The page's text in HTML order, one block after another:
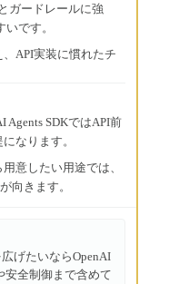
ガードレールに強
です。
API実装に慣れたチ
Agents SDKではAPI前
なります。
意したい用途では、
向きます。
げたいならOpenAI
安全制御まで含めて